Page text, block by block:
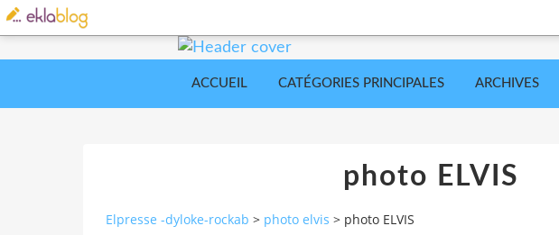
ACCUEIL CATÉGORIES PRINCIPALES ARCHIVES
photo ELVIS
Elpresse -dyloke-rockab > photo elvis > photo ELVIS